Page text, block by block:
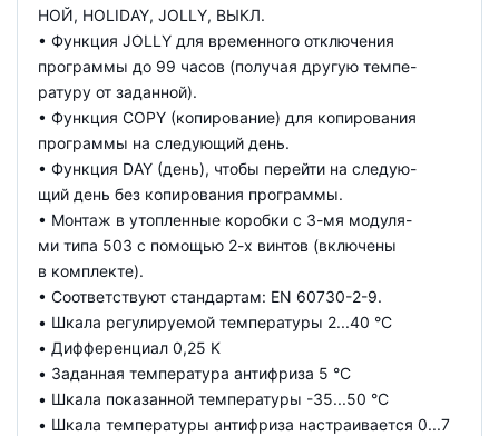
НОЙ, HOLIDAY, JOLLY, ВЫКЛ.
• Функция JOLLY для временного отключения
программы до 99 часов (получая другую темпе-
ратуру от заданной).
• Функция COPY (копирование) для копирования
программы на следующий день.
• Функция DAY (день), чтобы перейти на следую-
щий день без копирования программы.
• Монтаж в утопленные коробки с 3-мя модуля-
ми типа 503 с помощью 2-х винтов (включены
в комплекте).
• Соответствуют стандартам: EN 60730-2-9.
• Шкала регулируемой температуры 2...40 °C
• Дифференциал 0,25 K
• Заданная температура антифриза 5 °C
• Шкала показанной температуры -35...50 °C
• Шкала температуры антифриза настраивается 0...7